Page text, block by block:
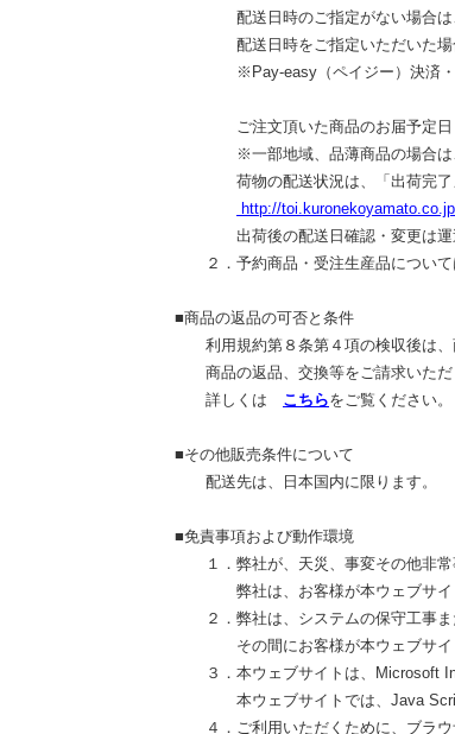
配送日時のご指定がない場合は、
配送日時をご指定いただいた場合で
※Pay-easy（ペイジー）決済・コン
ご注文頂いた商品のお届予定日・
※一部地域、品薄商品の場合は、出
荷物の配送状況は、「出荷完了メ
http://
出荷後の配送日確認・変更は運送
２．予約商品・受注生産品について
■商品の返品の可否と条件
利用規約第８条第４項の検収後は、
商品の返品、交換等をご請求いただ
詳しくは こちらをご覧ください。
■その他販売条件について
配送先は、日本国内に限ります。
■免責事項および動作環境
１．弊社が、天災、事変その他非常
弊社は、お客様が本ウェブサイトを
２．弊社は、システムの保守工事ま
その間にお客様が本ウェブサイトを
３．本ウェブサイトは、Microsoft
本ウェブサイトでは、Java Script
４．ご利用いただくために、ブラウ